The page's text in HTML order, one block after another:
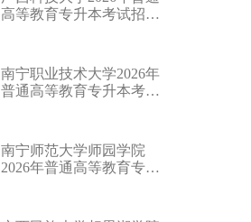
高等教育专升本考试招生
南宁职业技术大学2026年
普通高等教育专升本考试
南宁师范大学师园学院
2026年普通高等教育专升